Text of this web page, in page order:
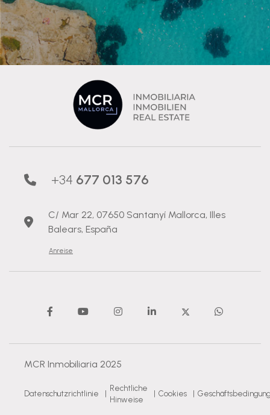
+34 677 013 576
C/ Mar 22, 07650 Santanyí Mallorca, Illes
Balears, España
Anreise
MCR Inmobiliaria 2025
Datenschutzrichtlinie
Rechtliche
Hinweise
Cookies